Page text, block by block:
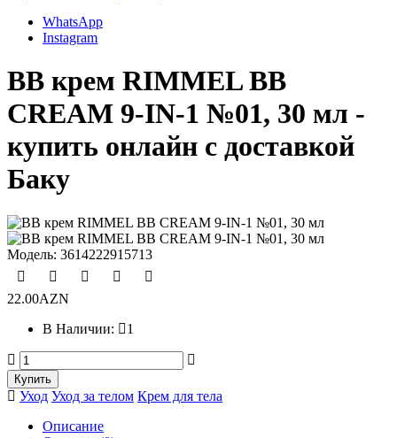
WhatsApp
Instagram
ВВ крем RIMMEL BB
CREAM 9-IN-1 №01, 30 мл -
купить онлайн с доставкой
Баку
Модель: 3614222915713
22.00AZN
В Наличии:
1
Уход Уход за телом Крем для тела
Описание